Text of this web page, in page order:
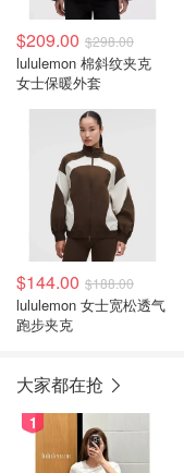
$209.00 $298.00
lululemon 棉斜纹夹克
女士保暖外套
$144.00 $188.00
lululemon 女士宽松透气
跑步夹克
大家都在抢
1